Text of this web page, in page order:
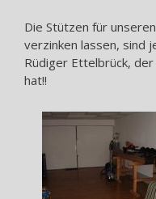
Die Stützen für
verzinken lassen, sind
Rüdiger Ettelbrück,
hat!!